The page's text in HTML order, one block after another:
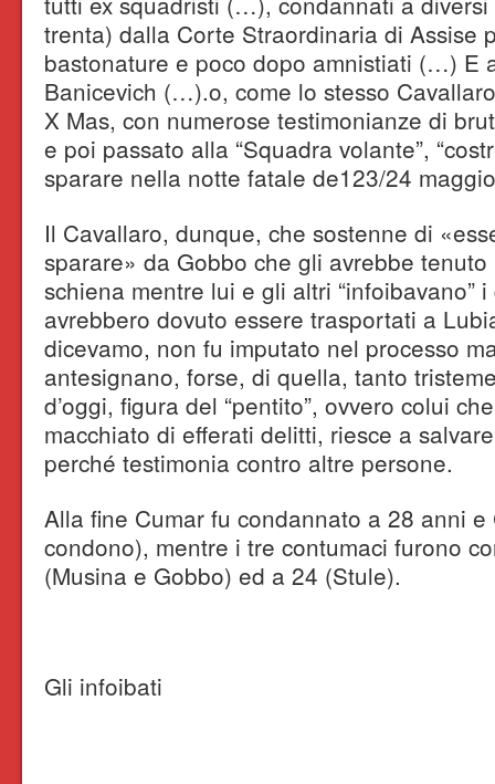
trenta) dalla Corte Straordinaria di Assise
bastonature e poco dopo amnistiati (…) E
Banicevich (…).o, come lo stesso
X Mas, con numerose testimonianze di
e poi passato alla “Squadra volante”,
sparare nella notte fatale de123/24
Il Cavallaro, dunque, che sostenne di
sparare» da Gobbo che gli avrebbe
schiena mentre lui e gli altri “infoibavano”
avrebbero dovuto essere trasportati a
dicevamo, non fu imputato nel processo
antesignano, forse, di quella, tanto
d’oggi, figura del “pentito”, ovvero colui
macchiato di efferati delitti, riesce a
perché testimonia contro altre persone.
Alla fine Cumar fu condannato a 28 anni
condono), mentre i tre contumaci furono
(Musina e Gobbo) ed a 24 (Stule).
Gli infoibati